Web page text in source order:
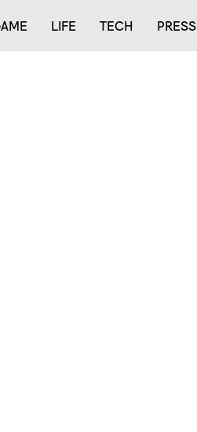
LIFE TECH PRESS